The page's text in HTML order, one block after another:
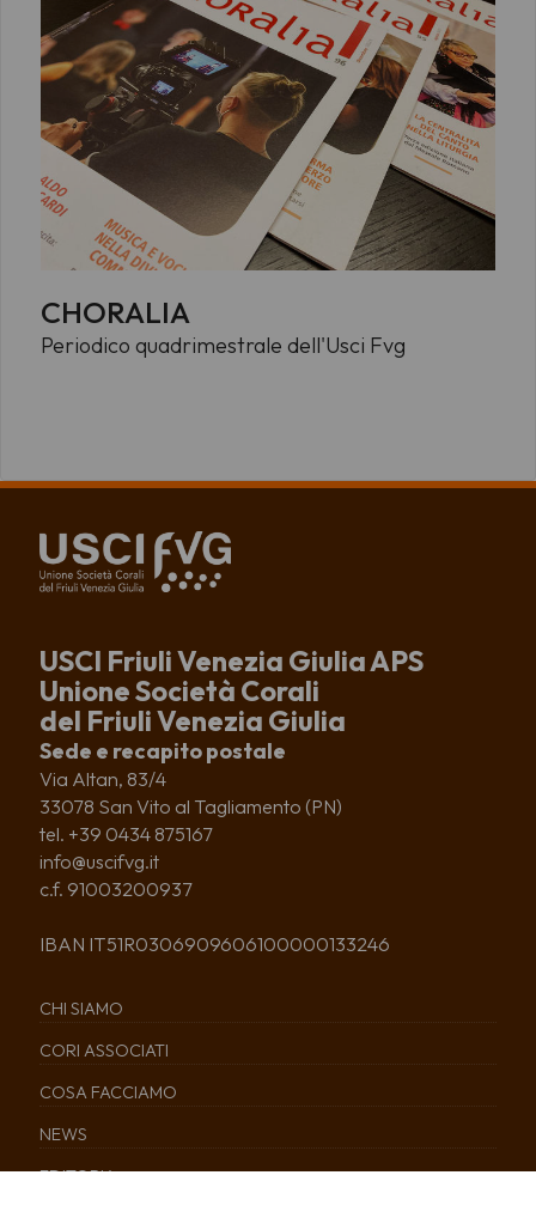
CHORALIA
Periodico quadrimestrale dell'Usci Fvg
USCI Friuli Venezia Giulia APS
Unione Società Corali
del Friuli Venezia Giulia
Sede e recapito postale
Via Altan, 83/4
33078 San Vito al Tagliamento (PN)
tel. +39 0434 875167
info@uscifvg.it
c.f. 91003200937
IBAN IT51R0306909606100000133246
CHI SIAMO
CORI ASSOCIATI
COSA FACCIAMO
NEWS
EDITORIA